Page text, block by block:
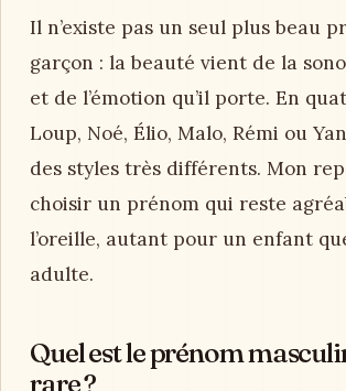
Il n’existe pas un seul plus beau
garçon : la beauté vient de la
et de l’émotion qu’il porte. En
Loup, Noé, Élio, Malo, Rémi ou
des styles très différents. Mon
choisir un prénom qui reste
l’oreille, autant pour un enfant
adulte.
Quel est le prénom
rare ?